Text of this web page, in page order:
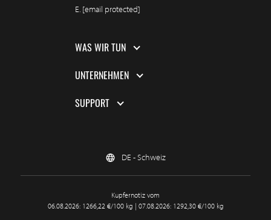
E. [email protected]
WAS WIR TUN
UNTERNEHMEN
SUPPORT
DE - Schweiz
Kupfernotiz vom
06.08.2026: 1266,22 €/100 kg | 07.08.2026: 1292,30 €/100 kg